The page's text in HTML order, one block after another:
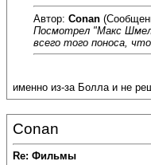
Автор: Conan
Посмотрел "Макс
всего того поноса,
именно из-за Болла и не
Conan
Re: Фильмы